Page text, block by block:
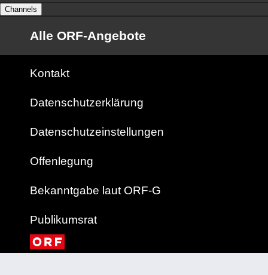
Channels
Alle ORF-Angebote
Kontakt
Datenschutzerklärung
Datenschutzeinstellungen
Offenlegung
Bekanntgabe laut ORF-G
Publikumsrat